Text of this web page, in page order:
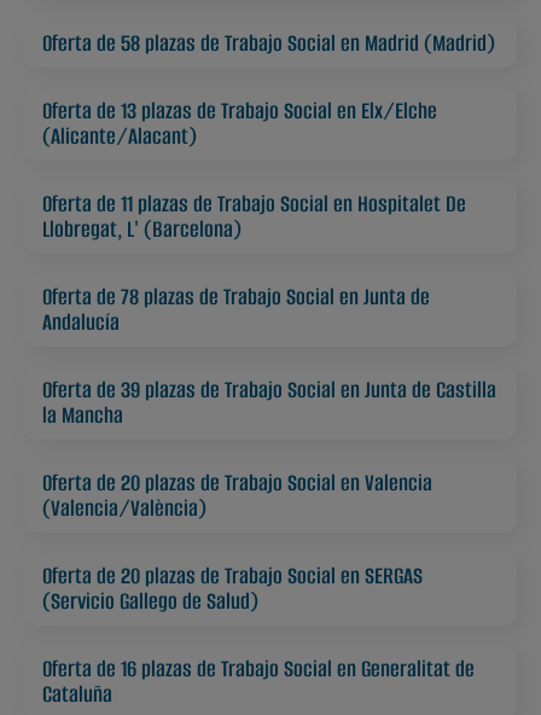
Oferta de 58 plazas de Trabajo Social en Madrid (Madrid)
Oferta de 13 plazas de Trabajo Social en Elx/Elche
(Alicante/Alacant)
Oferta de 11 plazas de Trabajo Social en Hospitalet De
Llobregat, L' (Barcelona)
Oferta de 78 plazas de Trabajo Social en Junta de
Andalucía
Oferta de 39 plazas de Trabajo Social en Junta de Castilla
la Mancha
Oferta de 20 plazas de Trabajo Social en Valencia
(Valencia/València)
Oferta de 20 plazas de Trabajo Social en SERGAS
(Servicio Gallego de Salud)
Oferta de 16 plazas de Trabajo Social en Generalitat de
Cataluña